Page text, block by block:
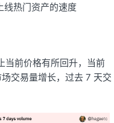
线热门资产的速度
前价格有所回升，当前
交易量增长，过去 7 天交